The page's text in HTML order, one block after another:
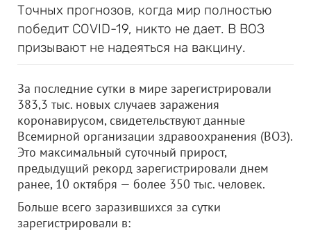
Точных прогнозов, когда мир полностью
победит COVID-19, никто не дает. В ВОЗ
призывают не надеяться на вакцину.
За последние сутки в мире зарегистрировали
383,3 тыс. новых случаев заражения
коронавирусом, свидетельствуют данные
Всемирной организации здравоохранения (ВОЗ).
Это максимальный суточный прирост,
предыдущий рекорд зарегистрировали днем
ранее, 10 октября — более 350 тыс. человек.
Больше всего заразившихся за сутки
зарегистрировали в: